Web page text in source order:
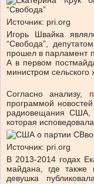
Источник: pri.org
Игорь Швайка
“Свобода”,
прошел в парламент
А в первом
министром сельского
Согласно анализу,
программой
радиовещания США,
которая
Источник: pri.org
В 2013-2014 годах
майдана, где также
девушка